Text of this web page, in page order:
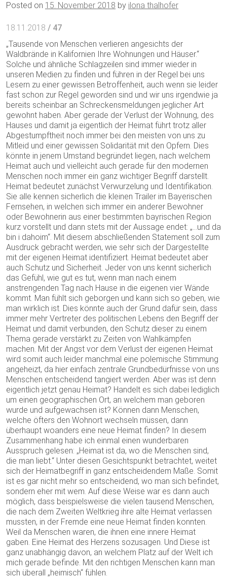
Posted on 15. November 2018 by ilona thalhofer
18.11.2018 / 47
„Tausende von Menschen verlieren angesichts der
Waldbrände in Kalifornien Ihre Wohnungen und Häuser.“
Solche und ähnliche Schlagzeilen sind immer wieder in
unseren Medien zu finden und führen in der Regel bei uns
Lesern zu einer gewissen Betroffenheit, auch wenn sie leider
fast schon zur Regel geworden sind und wir uns irgendwie ja
bereits scheinbar an Schreckensmeldungen jeglicher Art
gewohnt haben. Aber gerade der Verlust der Wohnung, des
Hauses und damit ja eigentlich der Heimat führt trotz aller
Abgestumpftheit noch immer bei den meisten von uns zu
Mitleid und einer gewissen Solidarität mit den Opfern. Dies
könnte in jenem Umstand begründet liegen, nach welchem
Heimat auch und vielleicht auch gerade für den modernen
Menschen noch immer ein ganz wichtiger Begriff darstellt.
Heimat bedeutet zunächst Verwurzelung und Identifikation.
Sie alle kennen sicherlich die kleinen Trailer im Bayerischen
Fernsehen, in welchen sich immer ein anderer Bewohner
oder Bewohnerin aus einer bestimmten bayrischen Region
kurz vorstellt und dann stets mit der Aussage endet: „…und da
bin i dahoim“. Mit diesem abschließenden Statement soll zum
Ausdruck gebracht werden, wie sehr sich der Dargestellte
mit der eigenen Heimat identifiziert. Heimat bedeutet aber
auch Schutz und Sicherheit. Jeder von uns kennt sicherlich
das Gefühl, wie gut es tut, wenn man nach einem
anstrengenden Tag nach Hause in die eigenen vier Wände
kommt. Man fühlt sich geborgen und kann sich so geben, wie
man wirklich ist. Dies könnte auch der Grund dafür sein, dass
immer mehr Vertreter des politischen Lebens den Begriff der
Heimat und damit verbunden, den Schutz dieser zu einem
Thema gerade verstärkt zu Zeiten von Wahlkämpfen
machen. Mit der Angst vor dem Verlust der eigenen Heimat
wird somit auch leider manchmal eine polemische Stimmung
angeheizt, da hier einfach zentrale Grundbedürfnisse von uns
Menschen entscheidend tangiert werden. Aber was ist denn
eigentlich jetzt genau Heimat? Handelt es sich dabei lediglich
um einen geographischen Ort, an welchem man geboren
wurde und aufgewachsen ist? Können dann Menschen,
welche öfters den Wohnort wechseln müssen, dann
überhaupt woanders eine neue Heimat finden? In diesem
Zusammenhang habe ich einmal einen wunderbaren
Ausspruch gelesen: „Heimat ist da, wo die Menschen sind,
die man liebt.“ Unter diesen Gesichtspunkt betrachtet, weitet
sich der Heimatbegriff in ganz entscheidendem Maße. Somit
ist es gar nicht mehr so entscheidend, wo man sich befindet,
sondern eher mit wem. Auf diese Weise war es dann auch
möglich, dass beispielsweise die vielen tausend Menschen,
die nach dem Zweiten Weltkrieg ihre alte Heimat verlassen
mussten, in der Fremde eine neue Heimat finden konnten.
Weil da Menschen waren, die ihnen eine innere Heimat
gaben. Eine Heimat des Herzens sozusagen. Und Diese ist
ganz unabhängig davon, an welchem Platz auf der Welt ich
mich gerade befinde. Mit den richtigen Menschen kann man
sich überall „heimisch“ fühlen.